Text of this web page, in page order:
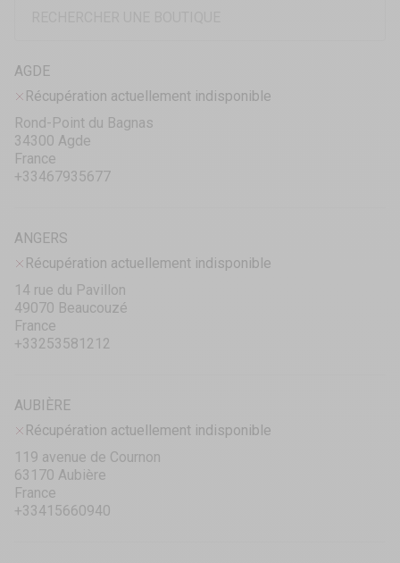
AGDE
Récupération actuellement indisponible
Rond-Point du Bagnas
34300 Agde
France
+33467935677
ANGERS
Récupération actuellement indisponible
14 rue du Pavillon
49070 Beaucouzé
France
+33253581212
AUBIÈRE
Récupération actuellement indisponible
119 avenue de Cournon
63170 Aubière
France
+33415660940